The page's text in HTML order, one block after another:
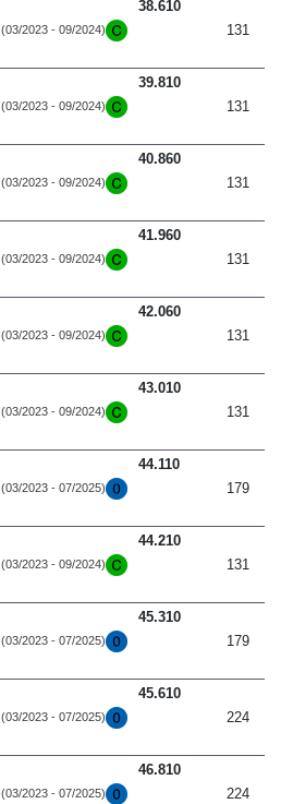
(03/2023 - 09/2024)
38.610
131
(03/2023 - 09/2024)
39.810
131
(03/2023 - 09/2024)
40.860
131
(03/2023 - 09/2024)
41.960
131
(03/2023 - 09/2024)
42.060
131
(03/2023 - 09/2024)
43.010
131
(03/2023 - 07/2025)
44.110
179
(03/2023 - 09/2024)
44.210
131
(03/2023 - 07/2025)
45.310
179
(03/2023 - 07/2025)
45.610
224
(03/2023 - 07/2025)
46.810
224